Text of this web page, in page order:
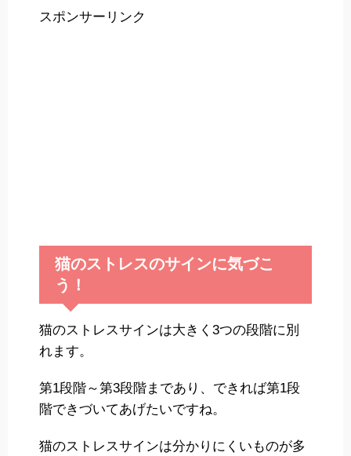
スポンサーリンク
猫のストレスのサインに気づこ
う！
猫のストレスサインは大きく3つの段階に別
れます。
第1段階～第3段階まであり、できれば第1段
階できづいてあげたいですね。
猫のストレスサインは分かりにくいものが多